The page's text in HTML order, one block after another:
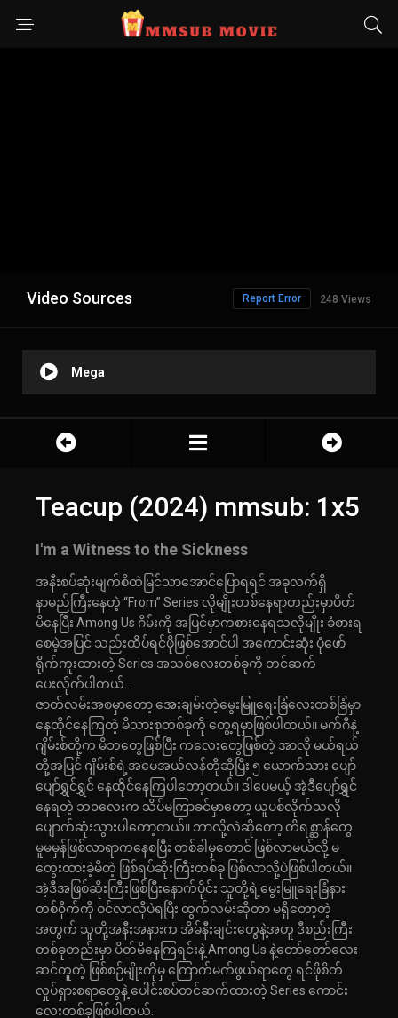
Video Sources 248 Views
Report Error
Mega
Teacup (2024) mmsub: 1x5
I'm a Witness to the Sickness
အနီးစပ်ဆုံးမျက်စိထဲမြင်သာအောင်ပြောရရင် အခုလက်ရှိ
နာမည်ကြီးနေတဲ့ “From” Series လိုမျိုးတစ်နေရာတည်းမှာပိတ်
မိနေပြီး Among Us ဂိမ်းကို အပြင်မှာကစားနေရသလိုမျိုး ခံစားရ
စေမဲ့အပြင် သည်းထိပ်ရင်ဖိုဖြစ်အောင်ပါ အကောင်းဆုံး ပုံဖော်
ရိုက်ကူးထားတဲ့ Series အသစ်လေးတစ်ခုကို တင်ဆက်
ပေးလိုက်ပါတယ်..
ဇာတ်လမ်းအစမှာတော့ အေးချမ်းတဲ့မွေးမြူရေးခြံလေးတစ်ခြံမှာ
နေထိုင်နေကြတဲ့ မိသားစုတစ်ခုကို တွေ့ရမှာဖြစ်ပါတယ်။ မက်ဂီနဲ့
ဂျိမ်းစ်တို့က မိဘတွေဖြစ်ပြီး ကလေးတွေဖြစ်တဲ့ အာလို မယ်ရယ်
တို့အပြင် ဂျိမ်းစ်ရဲ့အမေအယ်လန်တိုဆိုပြီး ၅ ယောက်သား ပျော်
ပျော်ရွှင်ရွှင် နေထိုင်နေကြပါတော့တယ်။ ဒါပေမယ့် အဲ့ဒီပျော်ရွှင်
နေရတဲ့ ဘ၀လေးက သိပ်မကြာခင်မှာတော့ ယူပစ်လိုက်သလို
ပျောက်ဆုံးသွားပါတော့တယ်။ ဘာလို့လဲဆိုတော့ တိရစ္ဆာန်တွေ
မူမမှန်ဖြစ်လာရာကနေစပြီး တစ်ခါမှတောင် ဖြစ်လာမယ်လို့ မ
တွေးထားခဲ့မိတဲ့ ဖြစ်ရပ်ဆိုးကြီးတစ်ခု ဖြစ်လာလို့ပဲဖြစ်ပါတယ်။
အဲ့ဒီအဖြစ်ဆိုးကြီးဖြစ်ပြီးနောက်ပိုင်း သူတို့ရဲ့မွေးမြူရေးခြံနား
တစ်၀ိုက်ကို ဝင်လာလိုပဲရပြီး ထွက်လမ်းဆိုတာ မရှိတော့တဲ့
အတွက် သူတို့အနီးအနားက အိမ်နီးချင်းတွေနဲ့အတူ ဒီစည်းကြီး
တစ်ခုတည်းမှာ ပိတ်မိနေကြရင်းနဲ့ Among Us နဲ့တော်တော်လေး
ဆင်တူတဲ့ ဖြစ်စဉ်မျိုးကိုမှ ကြောက်မက်ဖွယ်ရာတွေ ရင်ဖိုစိတ်
လှုပ်ရှားစရာတွေနဲ့ ပေါင်းစပ်တင်ဆက်ထားတဲ့ Series ကောင်း
လေးတစ်ခုဖြစ်ပါတယ်..